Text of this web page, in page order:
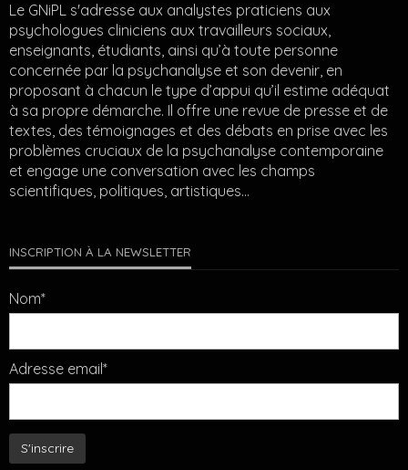
Le GNiPL s'adresse aux analystes praticiens aux
psychologues cliniciens aux travailleurs sociaux,
enseignants, étudiants, ainsi qu’à toute personne
concernée par la psychanalyse et son devenir, en
proposant à chacun le type d’appui qu’il estime adéquat
à sa propre démarche. Il offre une revue de presse et de
textes, des témoignages et des débats en prise avec les
problèmes cruciaux de la psychanalyse contemporaine
et engage une conversation avec les champs
scientifiques, politiques, artistiques…
INSCRIPTION À LA NEWSLETTER
Nom*
Adresse email*